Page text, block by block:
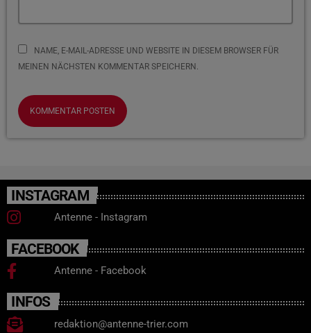
NAME, E-MAIL-ADRESSE UND WEBSITE IN DIESEM BROWSER FÜR
MEINEN NÄCHSTEN KOMMENTAR SPEICHERN.
INSTAGRAM
Antenne - Instagram
FACEBOOK
Antenne - Facebook
INFOS
redaktion@antenne-trier.com